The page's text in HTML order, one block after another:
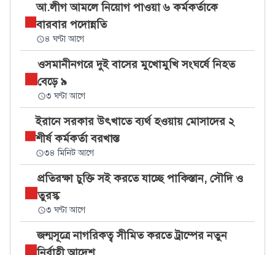
আ.লীগ আমলে নিয়োগ পাওয়া ৬ কর্মকর্তাকে
বারবার পদোন্নতি
৪ ঘণ্টা আগে
ওসমানীনগরে দুই বাসের মুখোমুখি সংঘর্ষে নিহত
বেড়ে ৯
৩ ঘণ্টা আগে
ইরানে সরকার উৎখাতে ব্যর্থ হওয়ায় মোসাদের ২
শীর্ষ কর্মকর্তা বরখাস্ত
৩৪ মিনিট আগে
প্রতিরক্ষা চুক্তি সই করতে যাচ্ছে পাকিস্তান, সৌদি ও
তুরস্ক
৩ ঘণ্টা আগে
জন্মসূত্রে নাগরিকত্ব সীমিত করতে ট্রাম্পের নতুন